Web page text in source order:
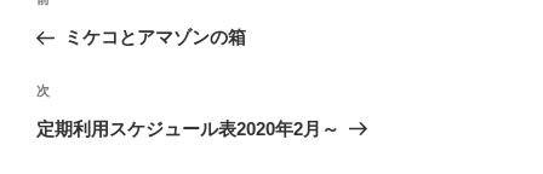
ナ
ビ
ゲ
の
稿
ミケコとアマゾンの箱
次
の
次
定期利用スケジュール表2020年2月～